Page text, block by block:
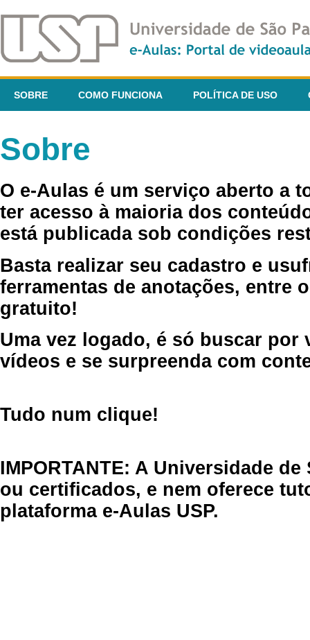
SOBRE COMO FUNCIONA POLÍTICA DE USO
Sobre
O e-Aulas é um serviço aberto a
ter acesso à maioria dos
está publicada sob condições
Basta realizar seu cadastro e
ferramentas de anotações, entre
gratuito!
Uma vez logado, é só buscar por
vídeos e se surpreenda com
Tudo num clique!
IMPORTANTE: A Universidade
ou certificados, e nem oferece
plataforma e-Aulas USP.